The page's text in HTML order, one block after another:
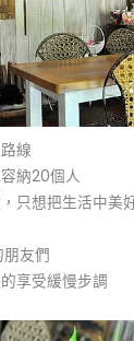
線
納20個人
只想把生活中美
友們
享受緩慢步調